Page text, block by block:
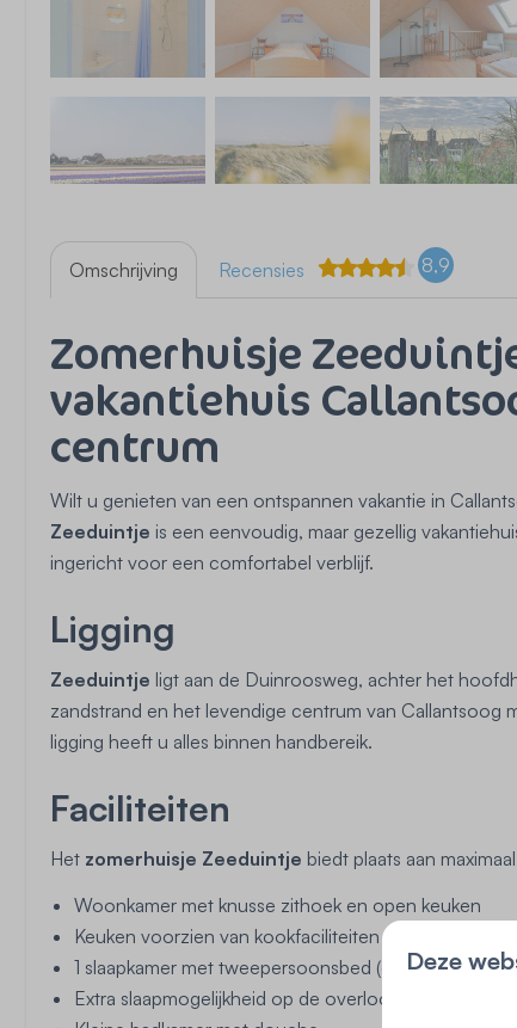
Omschrijving Recensies 8,9
Zomerhuisje
vakantiehuis
centrum
Wilt u genieten van een ontspannen vakantie in
Zeeduintje is een eenvoudig, maar gezellig
ingericht voor een comfortabel verblijf.
Ligging
Zeeduintje ligt aan de Duinroosweg, achter het
zandstrand en het levendige centrum van Callantsoog
ligging heeft u alles binnen handbereik.
Faciliteiten
Het zomerhuisje Zeeduintje biedt plaats aan
Woonkamer met knusse zithoek en open keuken
Keuken voorzien van kookfaciliteiten
1 slaapkamer met tweepersoonsbed (eerste
Extra slaapmogelijkheid op de overloop
Deze